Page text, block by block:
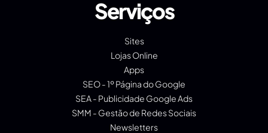
Serviços
Sites
Lojas Online
Apps
SEO - 1º Página do Google
SEA - Publicidade Google Ads
SMM - Gestão de Redes Sociais
Newsletters